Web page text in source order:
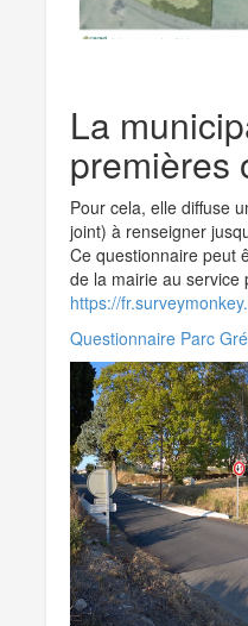
La
premières
Pour cela, elle diffuse
joint) à renseigner
Ce questionnaire peut
de la mairie au service
https://
Questionnaire Parc